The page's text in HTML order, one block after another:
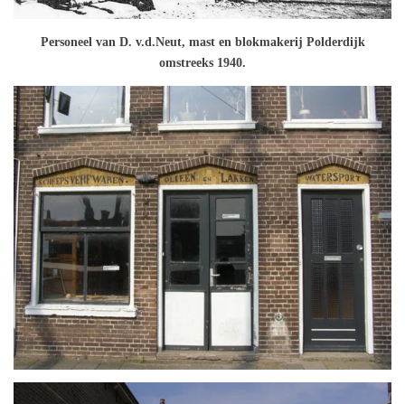
Personeel van D. v.d.Neut, mast en blokmakerij Polderdijk
omstreeks 1940.